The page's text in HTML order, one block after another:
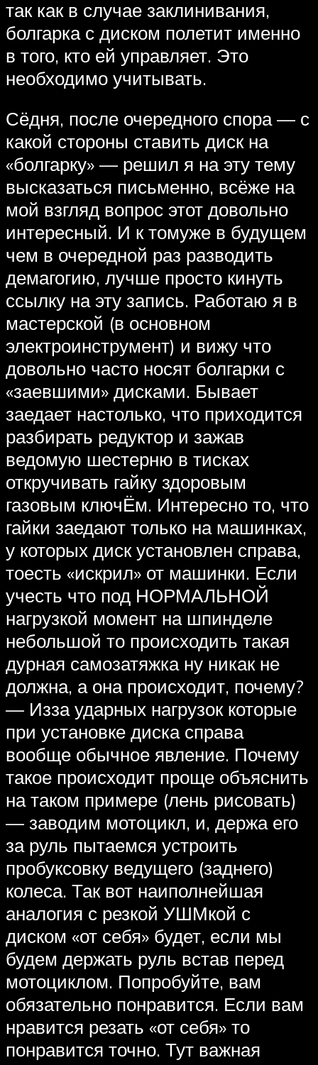
так как в случае заклинивания,
болгарка с диском полетит именно
в того, кто ей управляет. Это
необходимо учитывать.
Сёдня, после очередного спора — с
какой стороны ставить диск на
«болгарку» — решил я на эту тему
высказаться письменно, всёже на
мой взгляд вопрос этот довольно
интересный. И к томуже в будущем
чем в очередной раз разводить
демагогию, лучше просто кинуть
ссылку на эту запись. Работаю я в
мастерской (в основном
электроинструмент) и вижу что
довольно часто носят болгарки с
«заевшими» дисками. Бывает
заедает настолько, что приходится
разбирать редуктор и зажав
ведомую шестерню в тисках
откручивать гайку здоровым
газовым ключЁм. Интересно то, что
гайки заедают только на машинках,
у которых диск установлен справа,
тоесть «искрил» от машинки. Если
учесть что под НОРМАЛЬНОЙ
нагрузкой момент на шпинделе
небольшой то происходить такая
дурная самозатяжка ну никак не
должна, а она происходит, почему?
— Изза ударных нагрузок которые
при установке диска справа
вообще обычное явление. Почему
такое происходит проще объяснить
на таком примере (лень рисовать)
— заводим мотоцикл, и, держа его
за руль пытаемся устроить
пробуксовку ведущего (заднего)
колеса. Так вот наиполнейшая
аналогия с резкой УШМкой с
диском «от себя» будет, если мы
будем держать руль встав перед
мотоциклом. Попробуйте, вам
обязательно понравится. Если вам
нравится резать «от себя» то
понравится точно. Тут важная